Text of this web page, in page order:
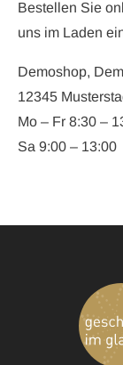
Bestellen Sie
uns im Laden
Demoshop,
12345
Mo – Fr 8:30 –
Sa 9:00 – 13:00